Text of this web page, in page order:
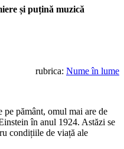
și puțină muzică
rubrica: Nume în lume
pe pământ, omul mai are de
în anul 1924. Astăzi se
condițiile de viață ale